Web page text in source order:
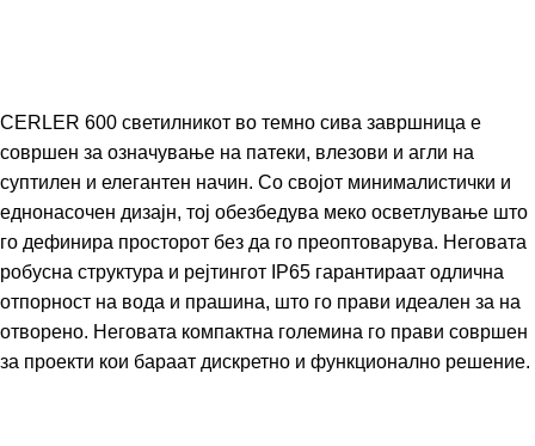
CERLER 600 светилникот во темно сива завршница е
совршен за означување на патеки, влезови и агли на
суптилен и елегантен начин. Со својот минималистички и
еднонасочен дизајн, тој обезбедува меко осветлување што
го дефинира просторот без да го преоптоварува. Неговата
робусна структура и рејтингот IP65 гарантираат одлична
отпорност на вода и прашина, што го прави идеален за на
отворено. Неговата компактна големина го прави совршен
за проекти кои бараат дискретно и функционално решение.